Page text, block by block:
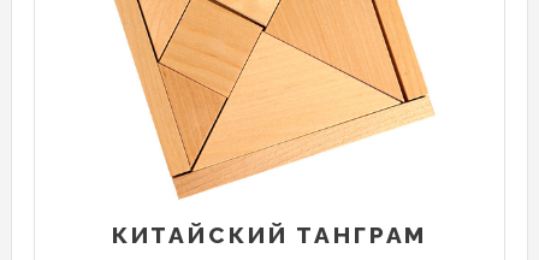
КИТАЙСКИЙ ТАНГРАМ